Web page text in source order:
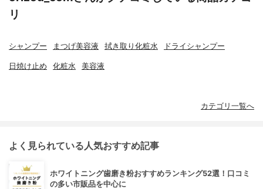
リ
シャンプー まつげ美容液 拭き取り化粧水 ドライシャンプー
日焼け止め 化粧水 美容液
カテゴリ一覧へ
よく見られている人気おすすめ記事
ホワイトニング歯磨き粉おすすめランキング52選！口コミ
の多い市販品を中心に